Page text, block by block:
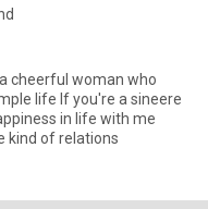
cheerful woman who
life If you're a sineere
in life with me
kind of relations